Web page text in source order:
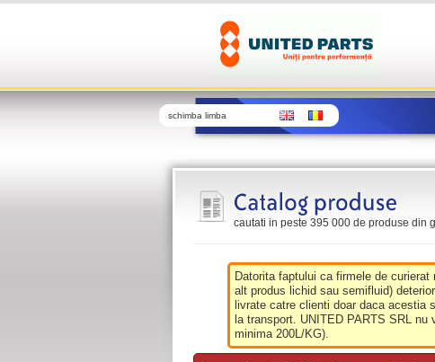
schimba limba
cautati in peste 395 000 de produse din
Datorita faptului ca firmele de
alt produs lichid sau semifluid)
livrate catre clienti doar daca acestia
la transport. UNITED PARTS SRL
minima 200L/KG).